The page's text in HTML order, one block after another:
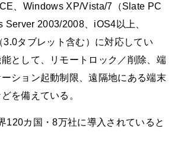
、Windows XP/Vista/7（Slate PC
Server 2003/2008、iOS4以上、
タブレット含む）に対応してい
として、リモートロック／削除、端
ション起動制限、遠隔地にある端末
を備えている。
120カ国・8万社に導入されていると